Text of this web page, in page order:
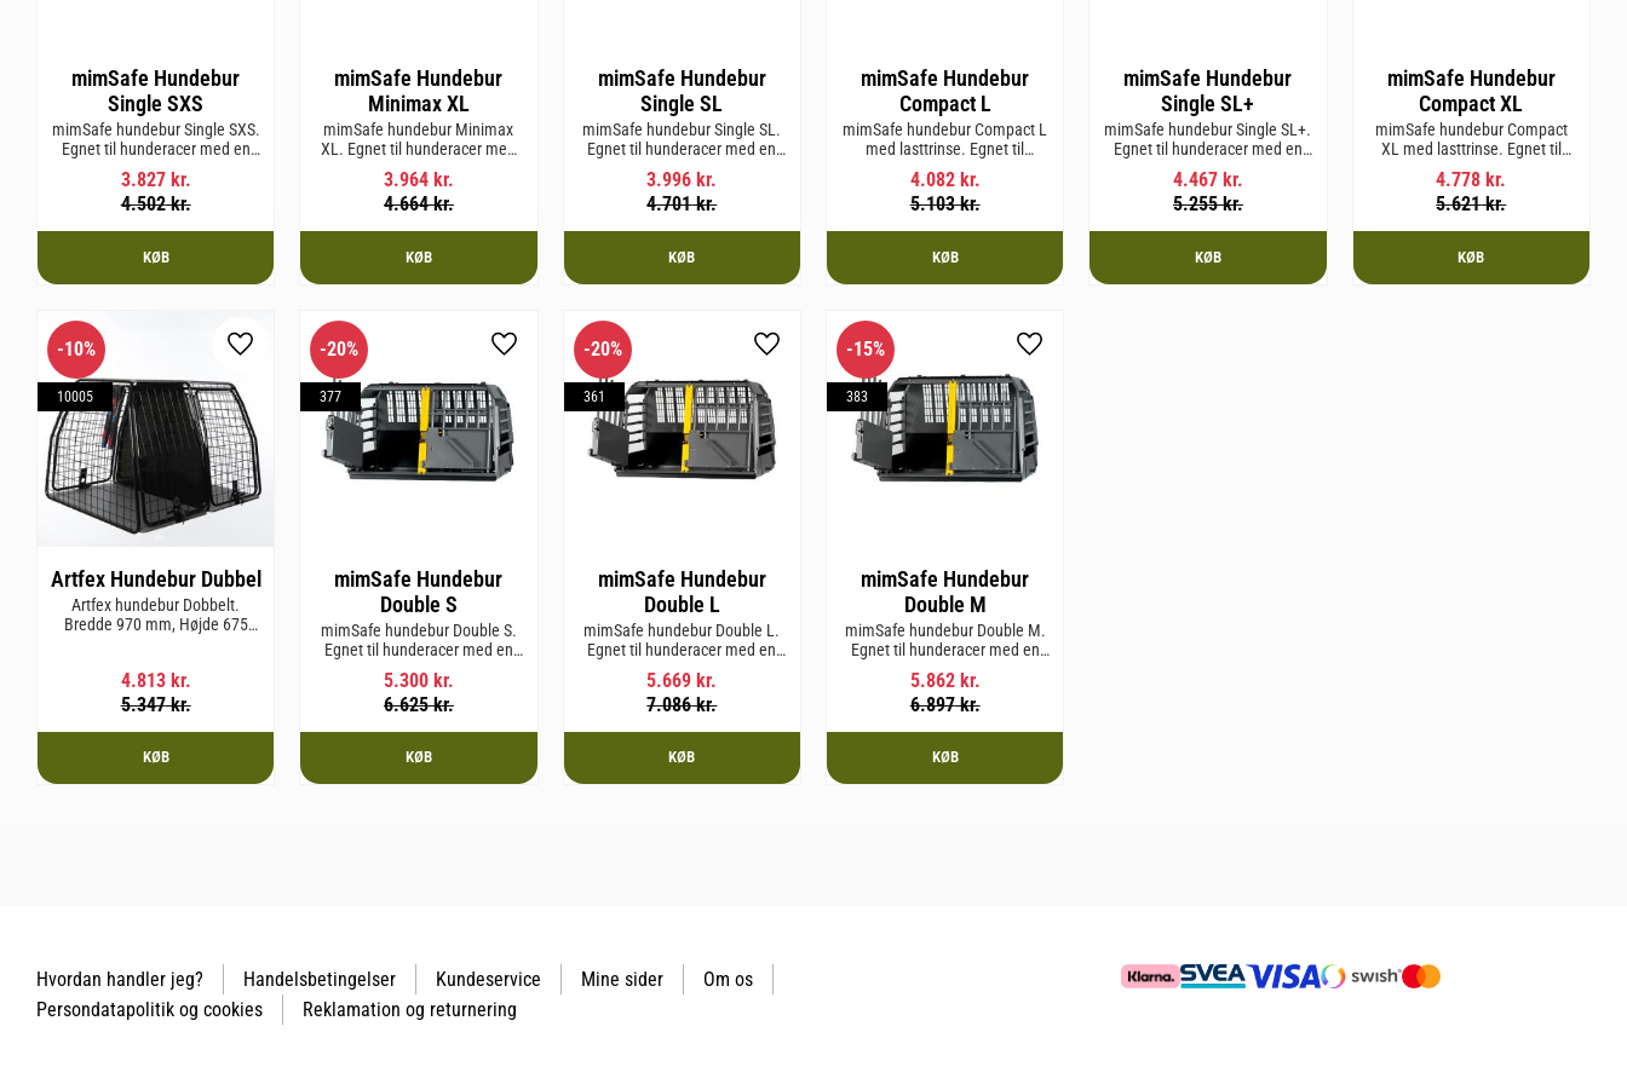
mimSafe Hundebur
Single SXS
mimSafe hundebur Single SXS.
Egnet til hunderacer med en
skulderhøjde på op til 52 cm.
3.827kr.
4.502kr.
KØB
mimSafe Hundebur
Minimax XL
mimSafe hundebur Minimax
XL. Egnet til hunderacer med
en skulderhøjde på op til 38
cm.
3.964kr.
4.664kr.
KØB
mimSafe Hundebur
Single SL
mimSafe hundebur Single SL.
Egnet til hunderacer med en
skulderhøjde på op til 58 cm.
3.996 kr.
4.701kr.
KØB
mimSafe Hundebur
Compact L
mimSafe hundebur Compact L
med lasttrinse. Egnet til
hunderacer med en
skulderhøjde på op til 58 cm.
4.082kr.
5.103kr.
KØB
mimSafe Hundebur
Single SL+
mimSafe hundebur Single SL+.
Egnet til hunderacer med en
skulderhøjde på op til 62 cm.
4.467kr.
5.255kr.
KØB
mimSafe Hundebur
Compact XL
mimSafe hundebur Compact
XL med lasttrinse. Egnet til
hunderacer med en
skulderhøjde på op til 58 cm.
4.778 kr.
5.621kr.
KØB
Artfex Hundebur Dubbel
Artfex hundebur Dobbelt.
Bredde 970 mm, Højde 675
4.813kr.
5.347kr.
10%
10005
Gem som favorit
KØB
mimSafe Hundebur
Double S
mimSafe hundebur Double S.
Egnet til hunderacer med en
skulderhøjde på op til 52 cm.
5.300kr.
6.625kr.
20%
377
Gem som favorit
KØB
mimSafe Hundebur
Double L
mimSafe hundebur Double L.
Egnet til hunderacer med en
skulderhøjde på op til 58 cm.
5.669 kr.
7.086kr.
20%
361
Gem som favorit
KØB
mimSafe Hundebur
Double M
mimSafe hundebur Double M.
Egnet til hunderacer med en
skulderhøjde på op til 58 cm.
5.862kr.
6.897kr.
15%
383
Gem som favorit
KØB
Hvordan handler jeg? Handelsbetingelser Kundeservice Mine sider
Om os
Persondatapolitik og cookies
Reklamation og returnering